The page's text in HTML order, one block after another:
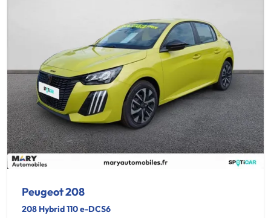
Peugeot 208
208 Hybrid 110 e-DCS6